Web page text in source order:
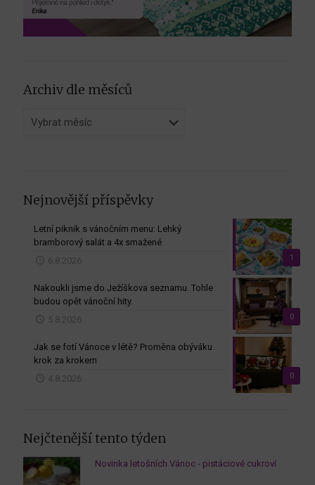
Archiv dle měsíců
dle
Nejnovější příspěvky
1
Letní piknik s vánočním menu: Lehký
bramborový salát a 4x smažené
6.8.2026
0
Nakoukli jsme do Ježíškova seznamu. Tohle
budou opět vánoční hity.
5.8.2026
0
Jak se fotí Vánoce v létě? Proměna obýváku
krok za krokem
4.8.2026
Nejčtenější tento týden
Novinka letošních Vánoc - pistáciové cukroví